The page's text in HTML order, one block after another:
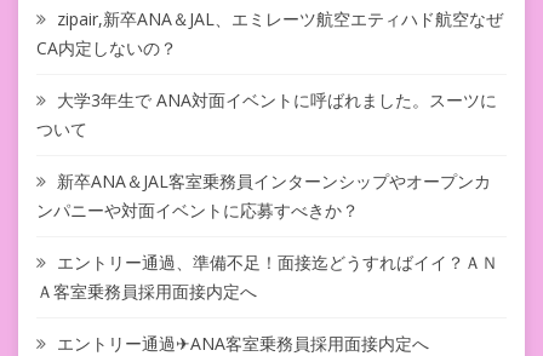
zipair,新卒ANA＆JAL、エミレーツ航空エティハド航空なぜ
CA内定しないの？
大学3年生で ANA対面イベントに呼ばれました。スーツに
ついて
新卒ANA＆JAL客室乗務員インターンシップやオープンカ
ンパニーや対面イベントに応募すべきか？
エントリー通過、準備不足！面接迄どうすればイイ？ＡＮ
Ａ客室乗務員採用面接内定へ
エントリー通過✈ANA客室乗務員採用面接内定へ